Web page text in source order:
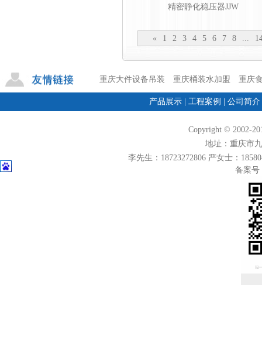
精密静化稳压器JJW
« 1 2 3 4 5 6 7 8 ...
重庆大件设备吊装 重庆桶装水加盟 重庆
产品展示 工程案例 公司简介
Copyright © 2002-
地址：重庆市
李先生：18723272806 严女士：
备案号